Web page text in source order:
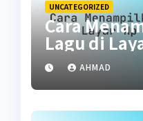
UNCATEGORIZED
Cara
Lagu di
AHMAD